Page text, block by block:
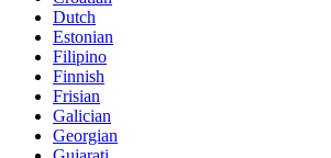
Dutch
Estonian
Filipino
Finnish
Frisian
Galician
Georgian